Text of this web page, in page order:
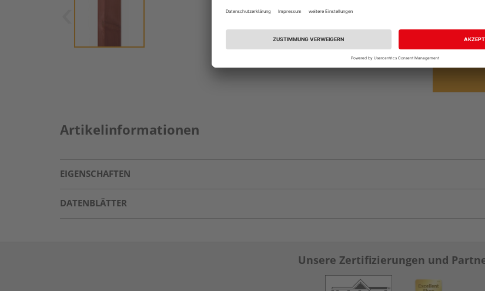
Auf
Artikelinformationen
EIGENSCHAFTEN
DATENBLÄTTER
Unsere Zertifizierungen und